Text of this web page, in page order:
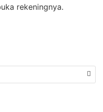
rekeningnya.